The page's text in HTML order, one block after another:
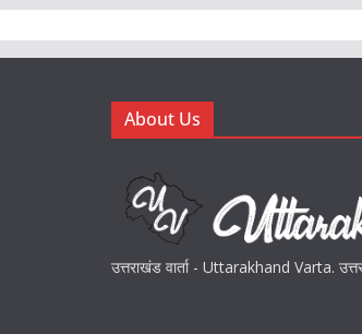
About Us
उत्तराखंड वार्ता - Uttarakhand Varta.